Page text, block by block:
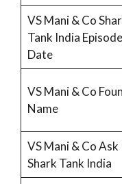
VS Mani & Co
Tank India
Date
VS Mani & Co
Name
VS Mani & Co Ask
Shark Tank India